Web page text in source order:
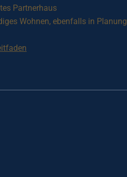
Partnerhaus
Wohnen, ebenfalls in Planung